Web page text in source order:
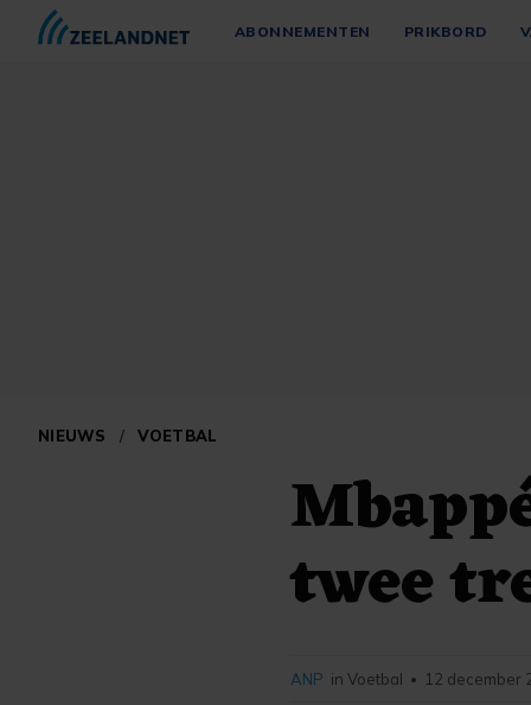
ABONNEMENTEN PRIKBORD
NIEUWS / VOETBAL
twee
ANP in Voetbal • 12 december